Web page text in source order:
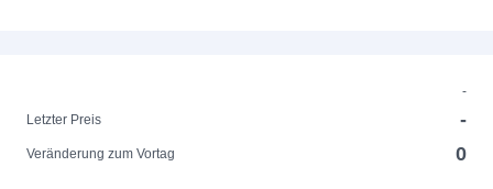
-
Letzter Preis
-
Veränderung zum Vortag 0